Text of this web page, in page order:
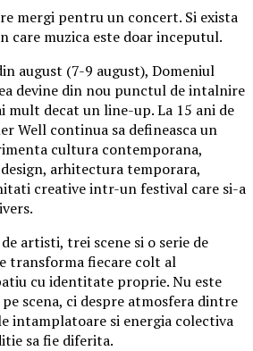
mergi pentru un concert. Si exista
care muzica este doar inceputul.
august (7-9 august), Domeniul
devine din nou punctul de intalnire
mult decat un line-up. La 15 ani de
Well continua sa defineasca un
cultura contemporana,
arhitectura temporara,
creative intr-un festival care si-a
artisti, trei scene si o serie de
transforma fiecare colt al
cu identitate proprie. Nu este
scena, ci despre atmosfera dintre
intamplatoare si energia colectiva
sa fie diferita.